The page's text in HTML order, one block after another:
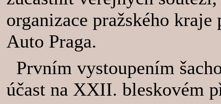
organizace pražského
Auto Praga.
Prvním vystoupením
účast na XXII. bleskovém